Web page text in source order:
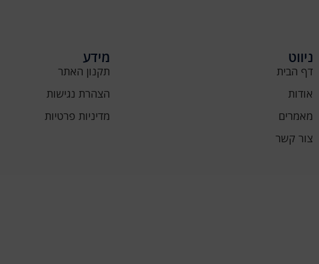
ניווט
דף הבית
אודות
מאמרים
צור קשר
מידע
תקנון האתר
הצהרת נגישות
מדיניות פרטיות